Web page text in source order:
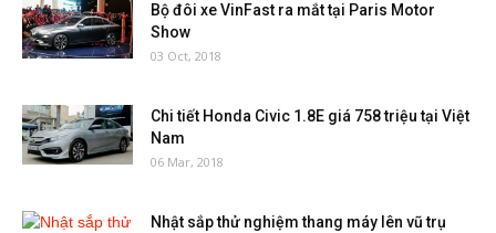
Bộ đôi xe VinFast ra mắt tại Paris Motor
Show
03 Oct, 2018
Chi tiết Honda Civic 1.8E giá 758 triệu tại Việt
Nam
06 Mar, 2018
Nhật sắp thử nghiệm thang máy lên vũ trụ